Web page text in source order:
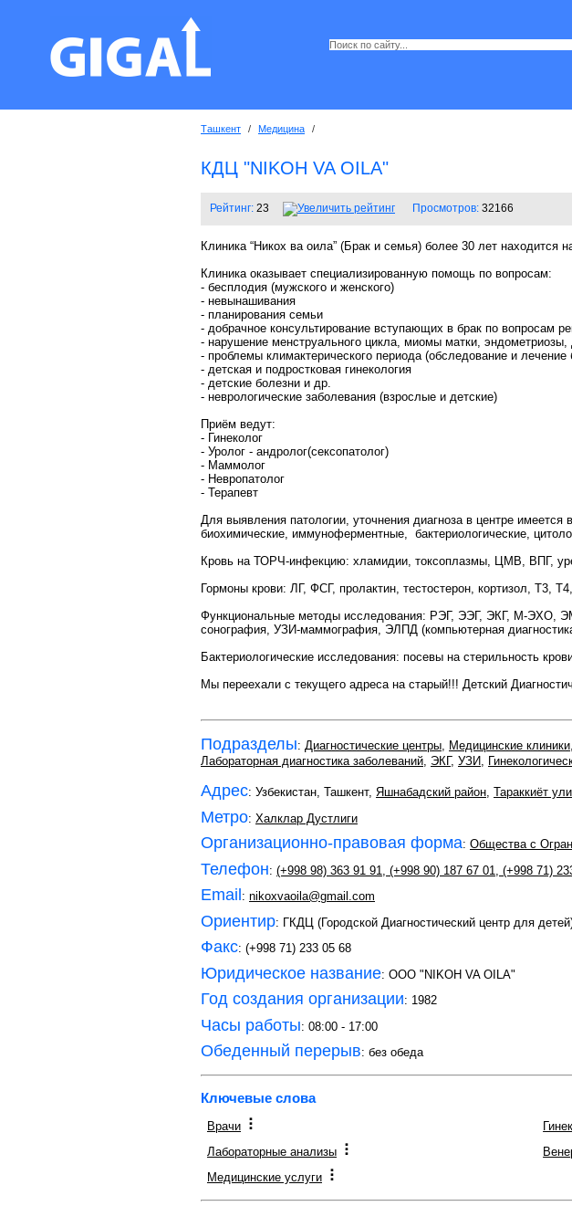
Ташкент / Медицина /
КДЦ "NIKOH VA OILA"
Рейтинг: 23 Просмотров: 32166
Клиника “Никох ва оила” (Брак и семья) более 30 лет находится
Клиника оказывает специализированную помощь по вопросам:
- бесплодия (мужского и женского)
- невынашивания
- планирования семьи
- добрачное консультирование вступающих в брак по вопросам
- нарушение менструального цикла, миомы матки,
- проблемы климактерического периода (обследование и
- детская и подростковая гинекология
- детские болезни и др.
- неврологические заболевания (взрослые и детские)
Приём ведут:
- Гинеколог
- Уролог - андролог(сексопатолог)
- Маммолог
- Невропатолог
- Терапевт
Для выявления патологии, уточнения диагноза в центре
биохимические, иммуноферментные, бактериологические,
Кровь на ТОРЧ-инфекцию: хламидии, токсоплазмы, ЦМВ, ВПГ,
Гормоны крови: ЛГ, ФСГ, пролактин, тестостерон, кортизол, Т3,
Функциональные методы исследования: РЭГ, ЭЭГ, ЭКГ, М-ЭХО,
сонография, УЗИ-маммография, ЭЛПД (компьютерная
Бактериологические исследования: посевы на стерильность
Мы переехали с текущего адреса на старый!!! Детский
Подразделы: Диагностические центры, Медицинские клиники,
Лабораторная диагностика заболеваний, ЭКГ, УЗИ,
Адрес: Узбекистан, Ташкент, Яшнабадский район, Тараккиёт
Метро: Халклар Дустлиги
Организационно-правовая форма: Общества с
Телефон: (+998 98) 363 91 91 (+998 90) 187 67 01 (+998 71)
Email : nikoxvaoila@gmail.com
Ориентир: ГКДЦ (Городской Диагностический центр для
Факс: (+998 71) 233 05 68
Юридическое название: ООО "NIKOH VA OILA"
Год создания организации: 1982
Часы работы: 08:00 - 17:00
Обеденный перерыв: без обеда
Ключевые слова
Врачи
Лабораторные анализы
Медицинские услуги